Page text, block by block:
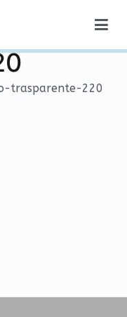
trasparente-220